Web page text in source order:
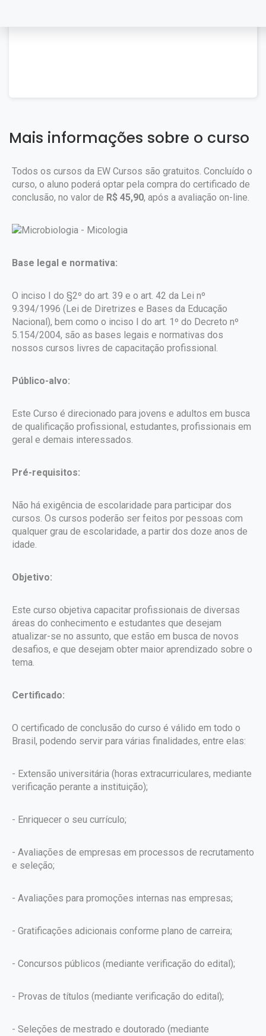
Mais informações sobre o curso
Todos os cursos da EW Cursos são gratuitos. Concluído o
curso, o aluno poderá optar pela compra do certificado de
conclusão, no valor de R$ 45,90, após a avaliação on-line.
Base legal e normativa:
O inciso I do §2º do art. 39 e o art. 42 da Lei nº
9.394/1996 (Lei de Diretrizes e Bases da Educação
Nacional), bem como o inciso I do art. 1º do Decreto nº
5.154/2004, são as bases legais e normativas dos
nossos cursos livres de capacitação profissional.
Público-alvo:
Este Curso é direcionado para jovens e adultos em busca
de qualificação profissional, estudantes, profissionais em
geral e demais interessados.
Pré-requisitos:
Não há exigência de escolaridade para participar dos
cursos. Os cursos poderão ser feitos por pessoas com
qualquer grau de escolaridade, a partir dos doze anos de
idade.
Objetivo:
Este curso objetiva capacitar profissionais de diversas
áreas do conhecimento e estudantes que desejam
atualizar-se no assunto, que estão em busca de novos
desafios, e que desejam obter maior aprendizado sobre o
tema.
Certificado:
O certificado de conclusão do curso é válido em todo o
Brasil, podendo servir para várias finalidades, entre elas:
- Extensão universitária (horas extracurriculares, mediante
verificação perante a instituição);
- Enriquecer o seu currículo;
- Avaliações de empresas em processos de recrutamento
e seleção;
- Avaliações para promoções internas nas empresas;
- Gratificações adicionais conforme plano de carreira;
- Concursos públicos (mediante verificação do edital);
- Provas de títulos (mediante verificação do edital);
- Seleções de mestrado e doutorado (mediante